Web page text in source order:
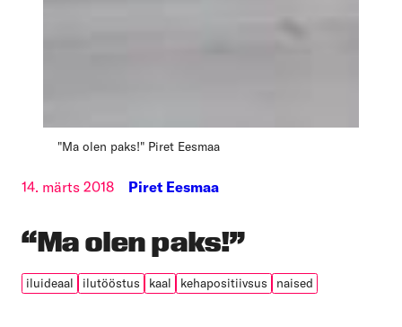
"Ma olen paks!" Piret Eesmaa
“Ma olen paks!”
14. märts 2018 Piret Eesmaa
iluideaal ilutööstus kaal kehapositiivsus naised